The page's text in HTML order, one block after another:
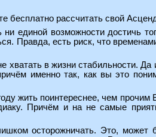
бесплатно рассчитать свой
ни единой возможности достичь
Правда, есть риск, что
хватать в жизни стабильности.
именно так, как вы это
жить поинтереснее, чем
Причём и на не самые
осторожничать. Это, может